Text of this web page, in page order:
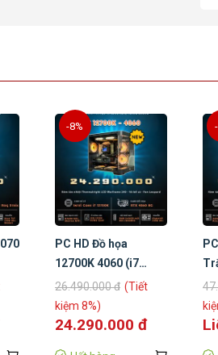
-8%
PC HD Đồ họa
12700K 4060 (i7
12700K/ B760 MSI
Mortar Wifi/ 32Gb/
RTX 4060/ SSD 500G
26.490.000 đ (Tiết
kiệm 8%)
24.290.000 đ